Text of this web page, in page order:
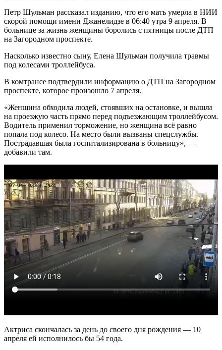
Петр Шульман рассказал изданию, что его мать умерла в НИИ
скорой помощи имени Джанелидзе в 06:40 утра 9 апреля. В
больнице за жизнь женщины боролись с пятницы после ДТП
на Загородном проспекте.
Насколько известно сыну, Елена Шульман получила травмы
под колесами троллейбуса.
В комтрансе подтвердили информацию о ДТП на Загородном
проспекте, которое произошло 7 апреля.
«Женщина обходила людей, стоявших на остановке, и вышла
на проезжую часть прямо перед подъезжающим троллейбусом.
Водитель применил торможение, но женщина всё равно
попала под колесо. На место были вызваны спецслужбы.
Пострадавшая была госпитализирована в больницу», —
добавили там.
Актриса скончалась за день до своего дня рождения — 10
апреля ей исполнилось бы 54 года.